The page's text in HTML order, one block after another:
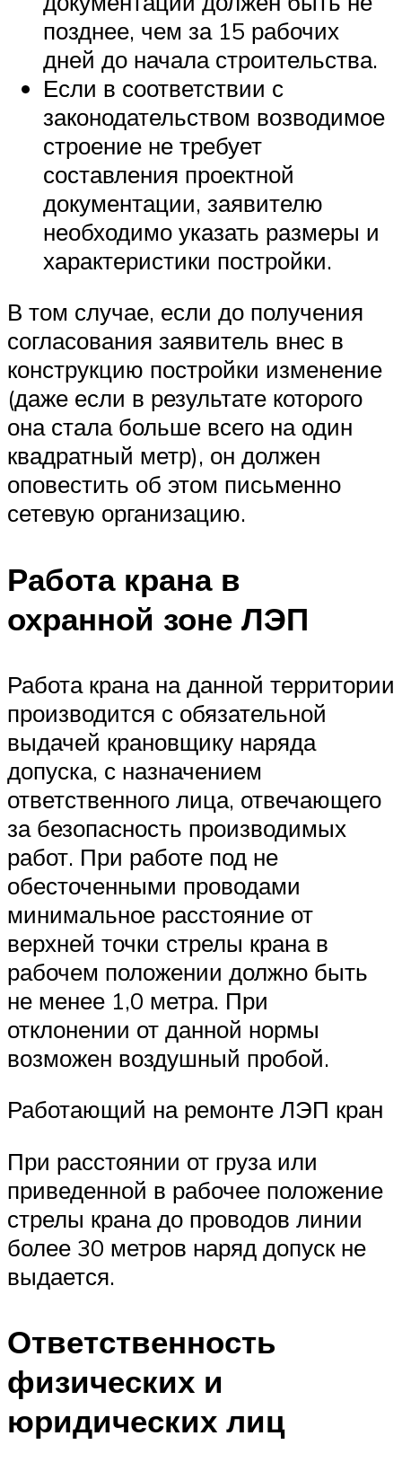
позднее, чем за 15 рабочих
дней до начала строительства.
Если в соответствии с
законодательством возводимое
строение не требует
составления проектной
документации, заявителю
необходимо указать размеры и
характеристики постройки.
В том случае, если до получения
согласования заявитель внес в
конструкцию постройки изменение
(даже если в результате которого
она стала больше всего на один
квадратный метр), он должен
оповестить об этом письменно
сетевую организацию.
Работа крана в
охранной зоне ЛЭП
Работа крана на данной территории
производится с обязательной
выдачей крановщику наряда
допуска, с назначением
ответственного лица, отвечающего
за безопасность производимых
работ. При работе под не
обесточенными проводами
минимальное расстояние от
верхней точки стрелы крана в
рабочем положении должно быть
не менее 1,0 метра. При
отклонении от данной нормы
возможен воздушный пробой.
Работающий на ремонте ЛЭП кран
При расстоянии от груза или
приведенной в рабочее положение
стрелы крана до проводов линии
более 30 метров наряд допуск не
выдается.
Ответственность
физических и
юридических лиц